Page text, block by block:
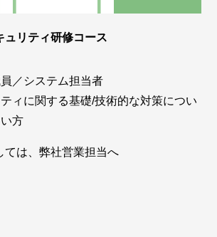
ュリティ研修コース
／システム担当者
ィに関する基礎/技術的な対策につい
方
ては、弊社営業担当へ